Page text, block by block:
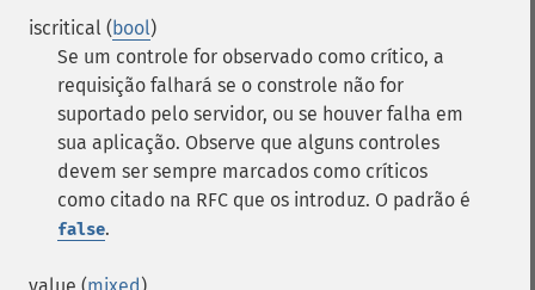
iscritical (bool)
Se um controle for observado como crítico, a
requisição falhará se o constrole não for
suportado pelo servidor, ou se houver falha em
sua aplicação. Observe que alguns controles
devem ser sempre marcados como críticos
como citado na RFC que os introduz. O padrão é
false.